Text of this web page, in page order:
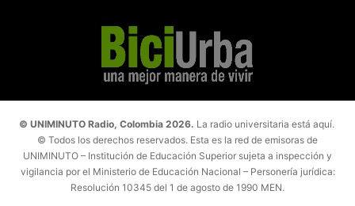
© UNIMINUTO Radio, Colombia 2026. La radio universitaria está aquí.
© Todos los derechos reservados. Esta es la red de emisoras de
UNIMINUTO – Institución de Educación Superior sujeta a inspección y
vigilancia por el Ministerio de Educación Nacional – Personería jurídica:
Resolución 10345 del 1 de agosto de 1990 MEN.